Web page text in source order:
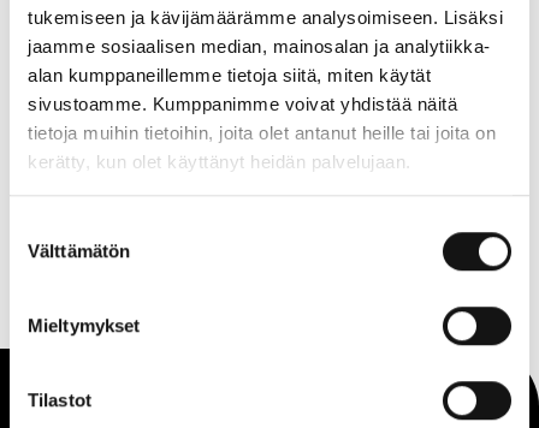
tukemiseen ja kävijämäärämme analysoimiseen. Lisäksi
jaamme sosiaalisen median, mainosalan ja analytiikka-
alan kumppaneillemme tietoja siitä, miten käytät
sivustoamme. Kumppanimme voivat yhdistää näitä
tietoja muihin tietoihin, joita olet antanut heille tai joita on
kerätty, kun olet käyttänyt heidän palvelujaan.
valinta
Välttämätön
Mieltymykset
Tilastot
09:00-
20:00
09:00
20:00
Ke: 09:00-
20:00
To: 09:00-20:00
Pe: 09:00 -20:00
La: 10:00-18:00